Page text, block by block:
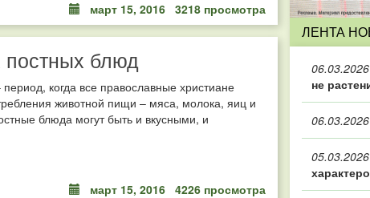
март 15, 2016 3218 просмотра
постных блюд
когда все православные христиане
животной пищи – мяса, молока, яиц и
блюда могут быть и вкусными, и
март 15, 2016 4226 просмотра
ЛЕНТА
06.03.2026
не
06.03.2026
05.03.2026